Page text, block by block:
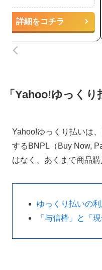
詳細をコチラ
「Yahoo!ゆっく
Yahoo!ゆっくり払いは
するBNPL（Buy Now,
はなく、あくまで商品
ゆっくり払いの
「与信枠」と「